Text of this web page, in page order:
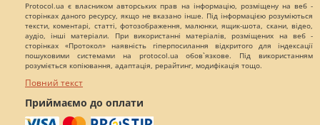
Protocol.ua є власником авторських прав на інформацію, розміщену на веб -
сторінках даного ресурсу, якщо не вказано інше. Під інформацією розуміються
тексти, коментарі, статті, фотозображення, малюнки, ящик-шота, скани, відео,
аудіо, інші матеріали. При використанні матеріалів, розміщених на веб -
сторінках «Протокол» наявність гіперпосилання відкритого для індексації
пошуковими системами на protocol.ua обов`язкове. Під використанням
розуміється копіювання, адаптація, рерайтинг, модифікація тощо.
Повний текст
Приймаємо до оплати